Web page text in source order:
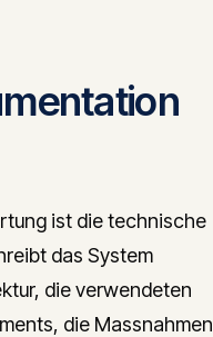
ist die technische
das System
die verwendeten
die Massnahmen